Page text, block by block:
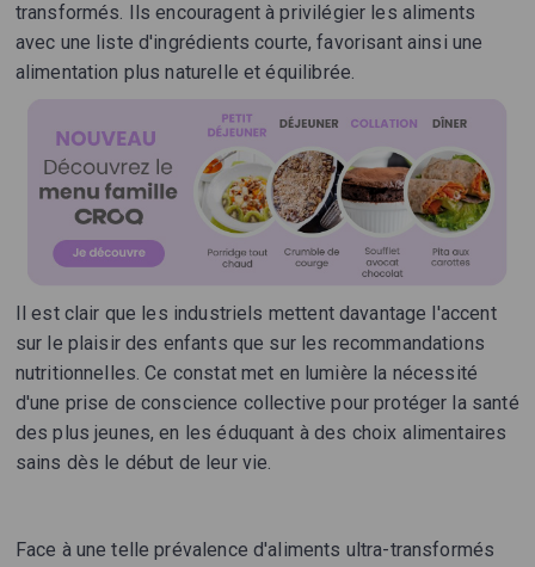
transformés. Ils encouragent à privilégier les aliments
avec une liste d'ingrédients courte, favorisant ainsi une
alimentation plus naturelle et équilibrée.
Il est clair que les industriels mettent davantage l'accent
sur le plaisir des enfants que sur les recommandations
nutritionnelles. Ce constat met en lumière la nécessité
d'une prise de conscience collective pour protéger la santé
des plus jeunes, en les éduquant à des choix alimentaires
sains dès le début de leur vie.
Face à une telle prévalence d'aliments ultra-transformés